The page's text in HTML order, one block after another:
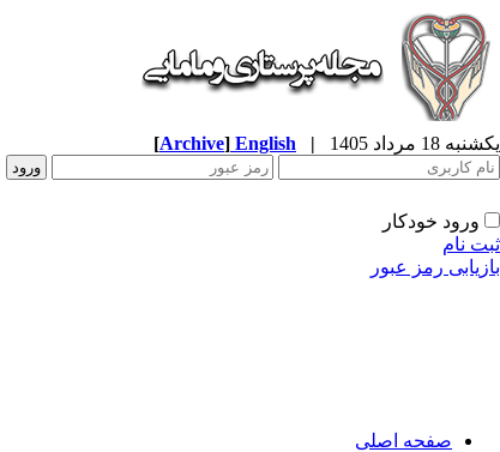
یکشنبه 18 مرداد 1405 |
English
[Archive]
ورود خودکار
ثبت نام
بازیابی رمز عبور
صفحه اصلی